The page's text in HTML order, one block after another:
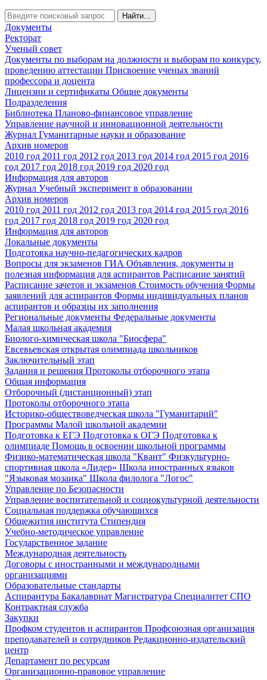
Найти...
Документы
Ректорат
Ученый совет
Документы по выборам на должности и выборам по конкурсу,
проведению аттестации Присвоение ученых званий
профессора и доцента
Лицензии и сертификаты Общие документы
Подразделения
Библиотека Планово-финансовое управление
Управление научной и инновационной деятельности
Журнал Гуманитарные науки и образование
Архив номеров
2010 год 2011 год 2012 год 2013 год 2014 год 2015 год 2016
год 2017 год 2018 год 2019 год 2020 год
Информация для авторов
Журнал Учебный эксперимент в образовании
Архив номеров
2010 год 2011 год 2012 год 2013 год 2014 год 2015 год 2016
год 2017 год 2018 год 2019 год 2020 год
Информация для авторов
Локальные документы
Подготовка научно-педагогических кадров
Вопросы для экзаменов ГИА Объявления, документы и
полезная информация для аспирантов Расписание занятий
Расписание зачетов и экзаменов Стоимость обучения Формы
заявлений для аспирантов Формы индивидуальных планов
аспирантов и образцы их заполнения
Региональные документы Федеральные документы
Малая школьная академия
Биолого-химическая школа "Биосфера"
Евсевьевская открытая олимпиада школьников
Заключительный этап
Задания и решения Протоколы отборочного этапа
Общая информация
Отборочный (дистанционный) этап
Протоколы отборочного этапа
Историко-обществоведческая школа "Гуманитарий"
Программы Малой школьной академии
Подготовка к ЕГЭ Подготовка к ОГЭ Подготовка к
олимпиаде Помощь в освоении школьной программы
Физико-математическая школа "Квант" Физкультурно-
спортивная школа «Лидер» Школа иностранных языков
"Языковая мозаика" Школа филолога "Логос"
Управление по Безопасности
Управление воспитательной и социокультурной деятельности
Социальная поддержка обучающихся
Общежития института Стипендия
Учебно-методическое управление
Государственное задание
Международная деятельность
Договоры с иностранными и международными
организациями
Образовательные стандарты
Аспирантура Бакалавриат Магистратура Специалитет СПО
Контрактная служба
Закупки
Профком студентов и аспирантов Профсоюзная организация
преподавателей и сотрудников Редакционно-издательский
центр
Департамент по ресурсам
Организационно-правовое управление